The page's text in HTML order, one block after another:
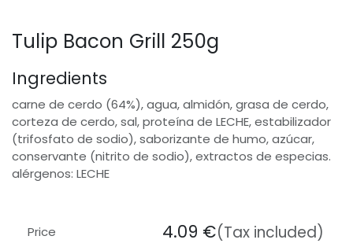
Tulip Bacon Grill 250g
Ingredients
carne de cerdo (64%), agua, almidón, grasa de cerdo,
corteza de cerdo, sal, proteína de LECHE, estabilizador
(trifosfato de sodio), saborizante de humo, azúcar,
conservante (nitrito de sodio), extractos de especias.
alérgenos: LECHE
Price 4.09 €(Tax included)